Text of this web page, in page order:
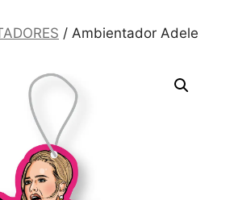
/ Ambientador Adele